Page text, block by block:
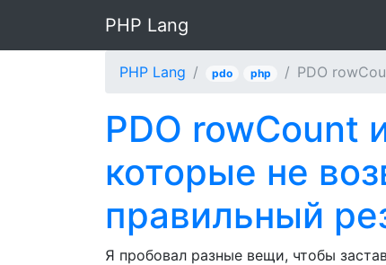
PHP Lang
PHP Lang pdo php PDO
PDO rowCount
которые не
правильный
Я пробовал разные вещи, чтобы